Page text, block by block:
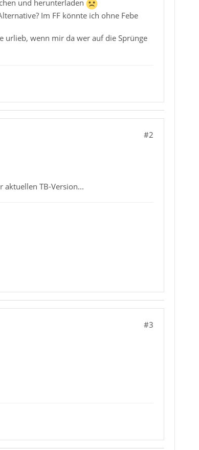
und herunterladen
Im FF könnte ich ohne Febe
urlieb, wenn mir da wer auf die Sprünge
#2
aktuellen TB-Version...
#3